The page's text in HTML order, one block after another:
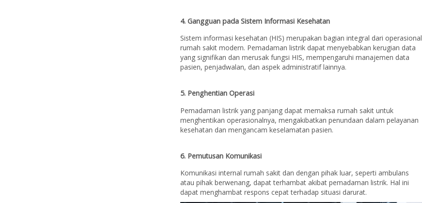
4. Gangguan pada Sistem Informasi Kesehatan
Sistem informasi kesehatan (HIS) merupakan bagian integral dari operasional
rumah sakit modern. Pemadaman listrik dapat menyebabkan kerugian data
yang signifikan dan merusak fungsi HIS, mempengaruhi manajemen data
pasien, penjadwalan, dan aspek administratif lainnya.
5. Penghentian Operasi
Pemadaman listrik yang panjang dapat memaksa rumah sakit untuk
menghentikan operasionalnya, mengakibatkan penundaan dalam pelayanan
kesehatan dan mengancam keselamatan pasien.
6. Pemutusan Komunikasi
Komunikasi internal rumah sakit dan dengan pihak luar, seperti ambulans
atau pihak berwenang, dapat terhambat akibat pemadaman listrik. Hal ini
dapat menghambat respons cepat terhadap situasi darurat.